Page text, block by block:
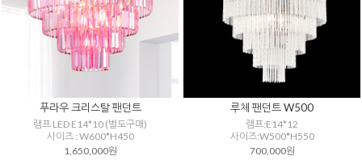
푸라우 크리스탈 팬던트
램프 LED E14*10 (별도구매)
사이즈 : W600*H450
1,650,000원
루체 팬던트 W500
램프:E14*12
사이즈:W500*H550
700,000원